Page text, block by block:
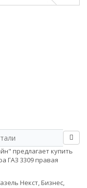
предлагает купить
ГАЗ 3309 правая
Некст, Бизнес,